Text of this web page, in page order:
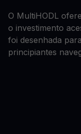
O MultiHODL
o investimento
foi desenhada
principiantes